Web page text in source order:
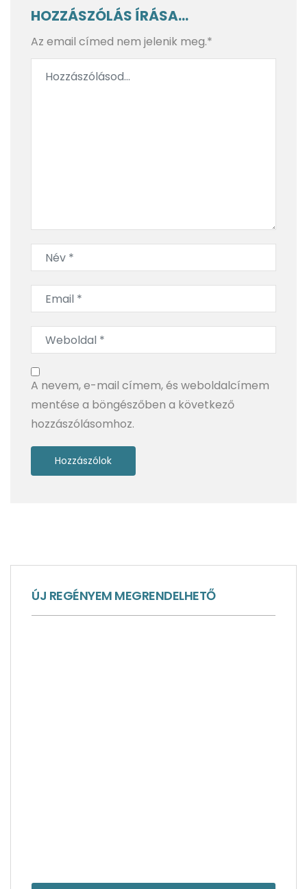
HOZZÁSZÓLÁS ÍRÁSA...
Az email címed nem jelenik meg.*
A nevem, e-mail címem, és weboldalcímem
mentése a böngészőben a következő
hozzászólásomhoz.
ÚJ REGÉNYEM MEGRENDELHETŐ